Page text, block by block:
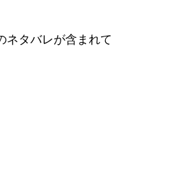
ネタバレが含まれて